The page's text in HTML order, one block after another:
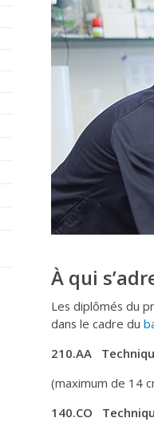
À qui
Les diplômés du
dans le cadre du
210.AA
(maximum de 14
140.CO